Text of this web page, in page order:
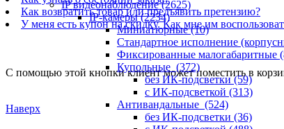
IP видеонаблюдение(2625)
IP-камеры(2234)
Миниатюрные(10)
Стандартное исполнение
Фиксированные малогабаритные
Купольные (372)
без ИК-подсветки(59)
с ИК-подсветкой (313)
Антивандальные (524)
без ИК-подсветки (36)
Как возвратить товар или предъявить претензию?
У меня есть купон на скидку. Как мне им
С помощью этой кнопки клиент может поместить в
Наверх